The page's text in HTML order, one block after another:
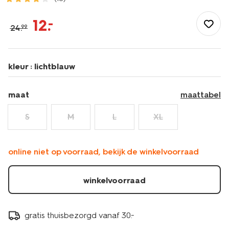
lichtblauw-
36000479LIGHTBLUE.html
24.99 12.–
kleur : lichtblauw
maat maattabel
S M L XL
online niet op voorraad, bekijk de winkelvoorraad
winkelvoorraad
gratis thuisbezorgd vanaf 30.-